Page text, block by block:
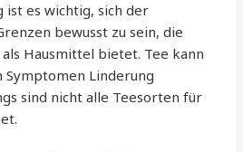
es wichtig, sich der
bewusst zu sein, die
Hausmittel bietet. Tee kann
Symptomen Linderung
sind nicht alle Teesorten für